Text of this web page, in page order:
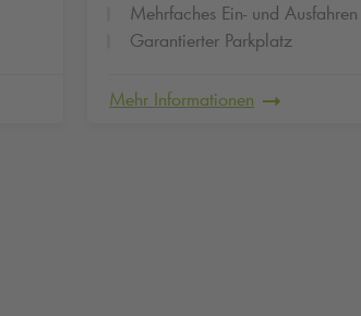
Mehrfaches Ein- und Ausfahren
Garantierter Parkplatz
Mehr Informationen